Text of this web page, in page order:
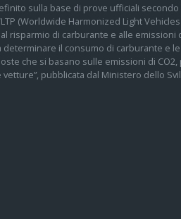
sulla base di prove ufficiali
(Worldwide Harmonized Light
risparmio di carburante e alle
il consumo di carburante e
che si basano sulle emissioni di
pubblicata dal Ministero dello